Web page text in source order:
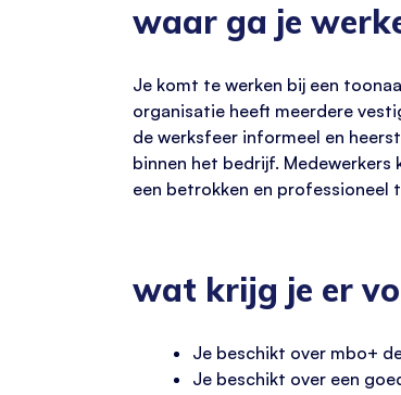
waar ga je
Je komt te werken bij een
organisatie heeft meerdere
de werksfeer informeel en
binnen het bedrijf.
een betrokken en professioneel
wat krijg je er
Je beschikt over mbo+
Je beschikt over een